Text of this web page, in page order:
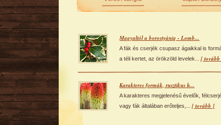
Magyaltól a borostyánig - Lomb...
A fák és cserjék csupasz ágaikkal is
a téli kertet, az örökzöld levelek...[
Karakteres formák, rusztikus h...
A karakteres megjelenésű évelők,
vagy fák általában erőteljes,...[ tovább ]